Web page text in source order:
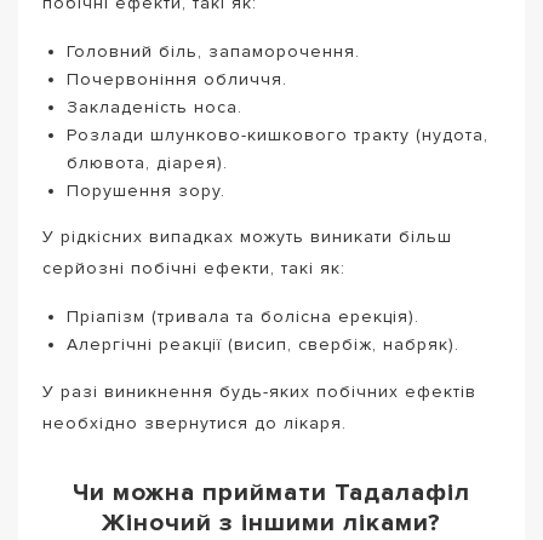
Головний біль, запаморочення.
Почервоніння обличчя.
Закладеність носа.
Розлади шлунково-кишкового тракту (нудота,
блювота, діарея).
Порушення зору.
У рідкісних випадках можуть виникати більш
серйозні побічні ефекти, такі як:
Пріапізм (тривала та болісна ерекція).
Алергічні реакції (висип, свербіж, набряк).
У разі виникнення будь-яких побічних ефектів
необхідно звернутися до лікаря.
Чи можна приймати Тадалафіл
Жіночий з іншими ліками?